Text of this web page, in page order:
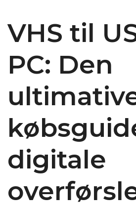
VHS til
PC: Den
digitale